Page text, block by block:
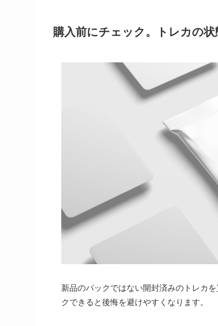
購入前にチェック。トレカの
新品のパックではない開封済みのトレカ
クできると後悔を避けやすくなります。